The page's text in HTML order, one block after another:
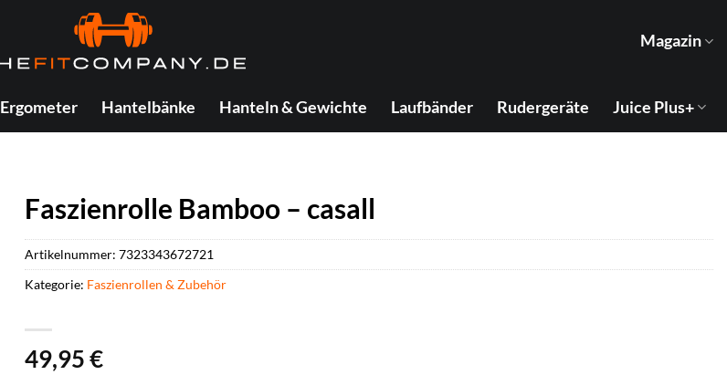
Magazin
Ergometer Hantelbänke Hanteln & Gewichte Laufbänder Rudergeräte Juice Plus+
Faszienrolle Bamboo – casall
49,95€
Artikelnummer: 7323343672721
Kategorie: Faszienrollen & Zubehör